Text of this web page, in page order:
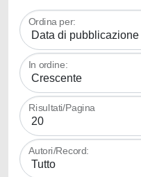
Ordina per:
In ordine:
Risultati/Pagina
Autori/Record: